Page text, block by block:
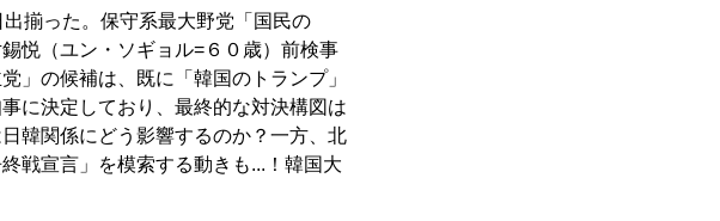
揃った。保守系最大野党「国民の
悦（ユン・ソギョル=６０歳）前検事
」の候補は、既に「韓国のトランプ」
に決定しており、最終的な対決構図は
韓関係にどう影響するのか？一方、北
戦宣言」を模索する動きも...！韓国大